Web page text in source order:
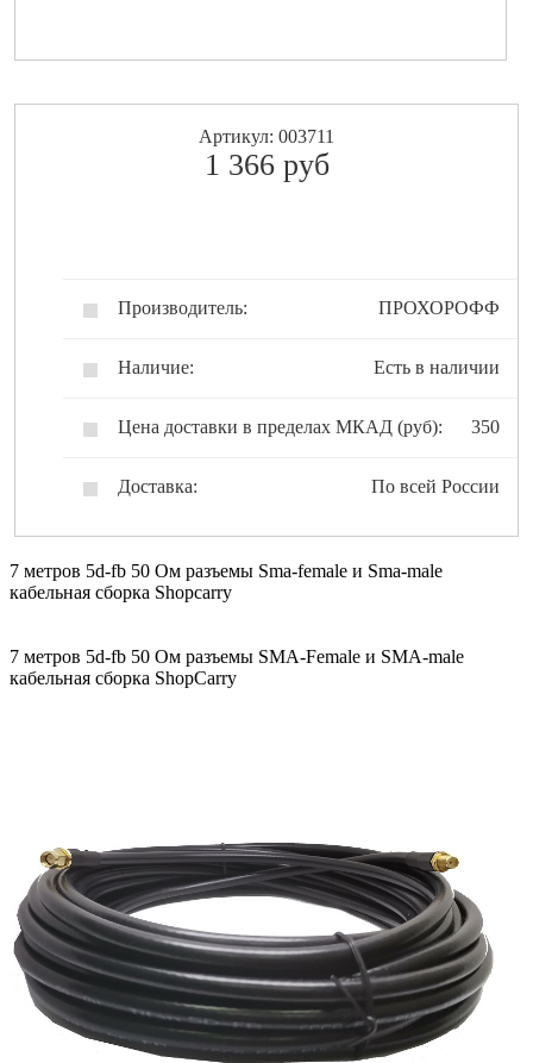
Артикул: 003711
1 366pуб
Производитель: ПРОХОРОФФ
Наличие: Есть в наличии
Цена доставки в пределах МКАД (руб): 350
Доставка: По всей России
7 метров 5d-fb 50 Ом разъемы Sma-female и Sma-male
кабельная сборка Shopcarry
7 метров 5d-fb 50 Ом разъемы SMA-Female и SMA-male
кабельная сборка ShopCarry